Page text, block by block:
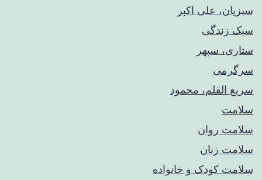
سبزیان، علی اکبر
سبک زندگی
ستاری، سپهر
سرگرمی
سریع القلم، محمود
سلامت
سلامت روان
سلامت زنان
سلامت کودک‌ و خانواده